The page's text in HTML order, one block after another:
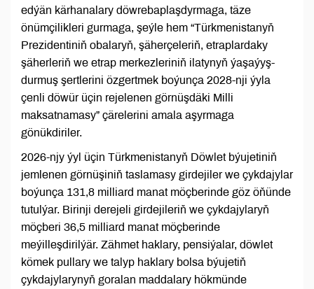
edýän kärhanalary döwrebaplaşdyrmaga, täze
önümçilikleri gurmaga, şeýle hem “Türkmenistanyň
Prezidentiniň obalaryň, şäherçeleriň, etraplardaky
şäherleriň we etrap merkezleriniň ilatynyň ýaşaýyş-
durmuş şertlerini özgertmek boýunça 2028-nji ýyla
çenli döwür üçin rejelenen görnüşdäki Milli
maksatnamasy” çärelerini amala aşyrmaga
gönükdiriler.
2026-njy ýyl üçin Türkmenistanyň Döwlet býujetiniň
jemlenen görnüşiniň taslamasy girdejiler we çykdajylar
boýunça 131,8 milliard manat möçberinde göz öňünde
tutulýar. Birinji derejeli girdejileriň we çykdajylaryň
möçberi 36,5 milliard manat möçberinde
meýilleşdirilýär. Zähmet haklary, pensiýalar, döwlet
kömek pullary we talyp haklary bolsa býujetiň
çykdajylarynyň goralan maddalary hökmünde